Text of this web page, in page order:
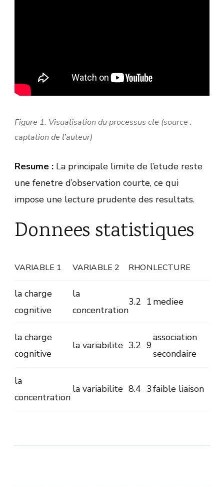
Figure 1. Visualisation du processus cle (source :
captation de l’auteur)
Resume : La principale limite de l’etude reste
une fenetre d’observation courte, ce qui
impose une lecture prudente des resultats.
Donnees statistiques
VARIABLE 1 VARIABLE 2 RHONLECTURE
la charge
cognitive
la
concentration
3.2 1 mediee
la charge
cognitive
la variabilite 3.2 9
association
secondaire
la
concentration
la variabilite 8.4 3faible liaison